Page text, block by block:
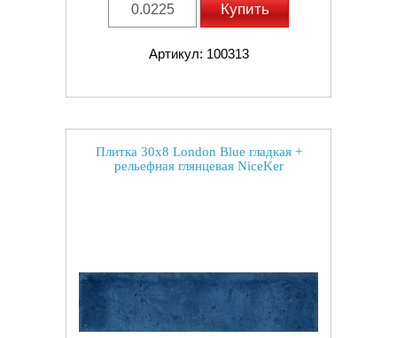
Купить
Артикул: 100313
Плитка 30x8 London Blue гладкая +
рельефная глянцевая NiceKer